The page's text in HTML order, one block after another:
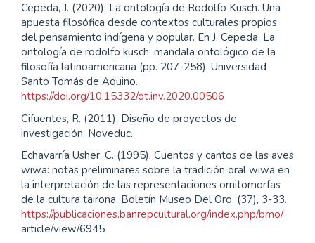
Cepeda, J. (2020). La ontología de Rodolfo Kusch. Una
apuesta filosófica desde contextos culturales propios
del pensamiento indígena y popular. En J. Cepeda, La
ontología de rodolfo kusch: mandala ontológico de la
filosofía latinoamericana (pp. 207-258). Universidad
Santo Tomás de Aquino.
https://doi.org/10.15332/dt.inv.2020.00506
Cifuentes, R. (2011). Diseño de proyectos de
investigación. Noveduc.
Echavarría Usher, C. (1995). Cuentos y cantos de las aves
wiwa: notas preliminares sobre la tradición oral wiwa en
la interpretación de las representaciones ornitomorfas
de la cultura tairona. Boletín Museo Del Oro, (37), 3-33.
https://publicaciones.banrepcultural.org/index.php/bmo/
article/view/6945